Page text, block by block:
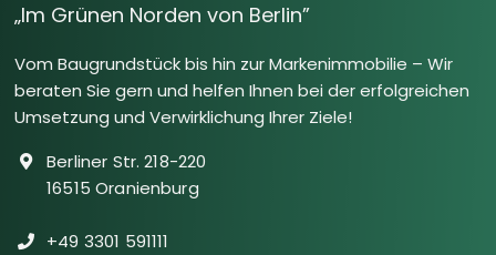
„Im Grünen Norden von Berlin”
Vom Baugrundstück bis hin zur Markenimmobilie – Wir
beraten Sie gern und helfen Ihnen bei der erfolgreichen
Umsetzung und Verwirklichung Ihrer Ziele!
Berliner Str. 218-220
16515 Oranienburg
+49 3301 591111